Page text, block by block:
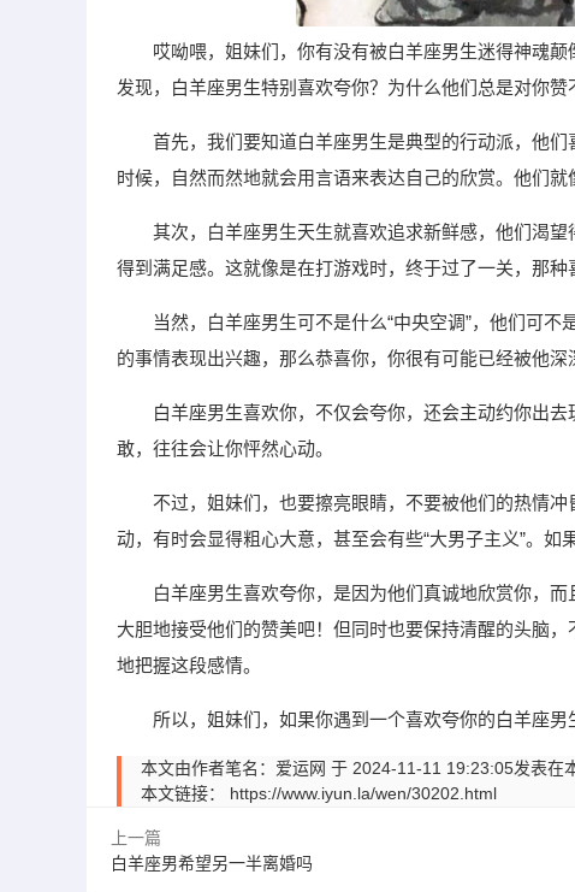
哎呦喂，姐妹们，你有没有被白羊座男生迷得神魂
发现，白羊座男生特别喜欢夸你？为什么他们总是对你
首先，我们要知道白羊座男生是典型的行动派，他
时候，自然而然地就会用言语来表达自己的欣赏。他们就
其次，白羊座男生天生就喜欢追求新鲜感，他们渴
得到满足感。这就像是在打游戏时，终于过了一关，那
当然，白羊座男生可不是什么“中央空调”，他们可
的事情表现出兴趣，那么恭喜你，你很有可能已经被他深
白羊座男生喜欢你，不仅会夸你，还会主动约你出
敢，往往会让你怦然心动。
不过，姐妹们，也要擦亮眼睛，不要被他们的热情
动，有时会显得粗心大意，甚至会有些“大男子主义”。如
白羊座男生喜欢夸你，是因为他们真诚地欣赏你，
大胆地接受他们的赞美吧！但同时也要保持清醒的头脑
地把握这段感情。
所以，姐妹们，如果你遇到一个喜欢夸你的白羊座
本文由作者笔名：爱运网 于 2024-11-11 19:23:05发表在
本文链接： https://www.iyun.la/wen/30202.html
上一篇
白羊座男希望另一半离婚吗